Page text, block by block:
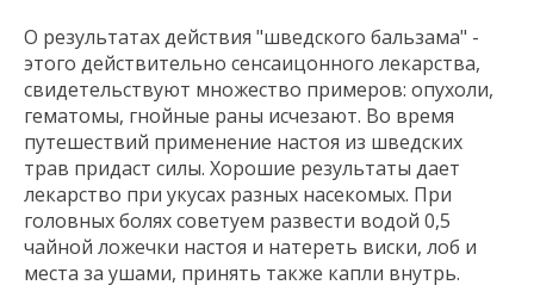
О результатах действия "шведского бальзама" -
этого действительно сенсаицонного лекарства,
свидетельствуют множество примеров: опухоли,
гематомы, гнойные раны исчезают. Во время
путешествий применение настоя из шведских
трав придаст силы. Хорошие результаты дает
лекарство при укусах разных насекомых. При
головных болях советуем развести водой 0,5
чайной ложечки настоя и натереть виски, лоб и
места за ушами, принять также капли внутрь.